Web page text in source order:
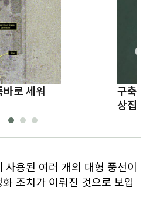
바로 세워
구축함 진
상집 분위
사용된 여러 개의 대형 풍선이
조치가 이뤄진 것으로 보입